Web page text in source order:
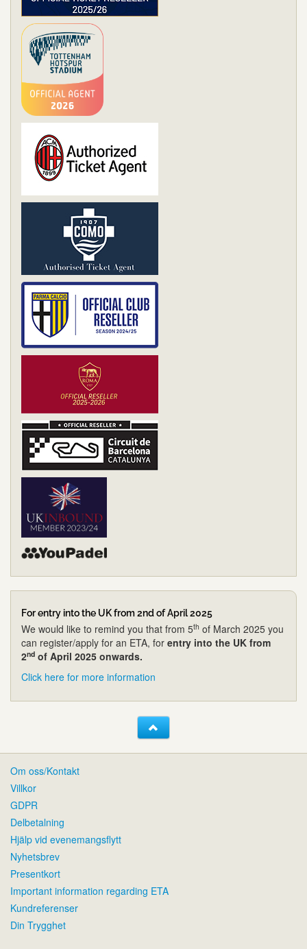
For entry into the UK from 2nd of April 2025
We would like to remind you that from 5th of March 2025 you
can register/apply for an ETA, for entry into the UK from
2nd of April 2025 onwards.
Click here for more information
Om oss/Kontakt
Villkor
GDPR
Delbetalning
Hjälp vid evenemangsflytt
Nyhetsbrev
Presentkort
Important information regarding ETA
Kundreferenser
Din Trygghet